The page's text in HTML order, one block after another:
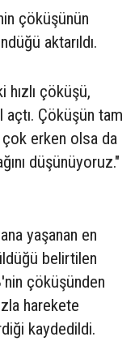
çöküşünün
aktarıldı.
hızlı çöküşü,
açtı. Çöküşün tam
erken olsa da
düşünüyoruz."
yaşanan en
belirtilen
çöküşünden
harekete
kaydedildi.